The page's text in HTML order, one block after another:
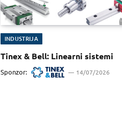
INDUSTRIJA
Tinex & Bell: Linearni sistemi
Sponzor: 14/07/2026